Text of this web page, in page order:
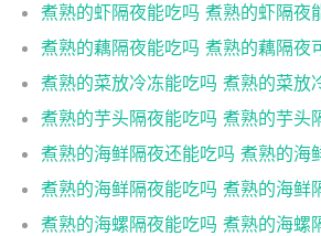
煮熟的虾隔夜能吃吗 煮熟的虾隔夜
煮熟的藕隔夜能吃吗 煮熟的藕隔夜
煮熟的芋头隔夜能吃吗 煮熟的芋头
煮熟的海鲜隔夜能吃吗 煮熟的海鲜